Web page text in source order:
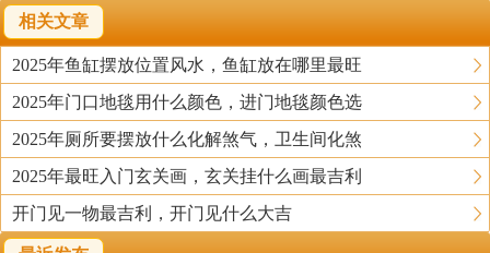
4可以补命中五行的不足，能增加运势。
一般人挂字画，都是按自己的喜好来选择的多，这也并没
有错。就喜好而言，往往都是命中的喜用神，比如有些人
喜欢一些植物类的画，就是因为命中喜用神是木；比如有
些人喜欢一些大海、江河、湖泊的画，就是因为命中喜用
神是水；再比如有些人命中喜土的，则平时最喜欢一些山
川或村落、高山的画等等。这些画挂对了，是可以有助运
相关文章
2025年鱼缸摆放位置风水，鱼缸放在哪里最旺
2025年门口地毯用什么颜色，进门地毯颜色选
2025年厕所要摆放什么化解煞气，卫生间化煞
2025年最旺入门玄关画，玄关挂什么画最吉利
开门见一物最吉利，开门见什么大吉